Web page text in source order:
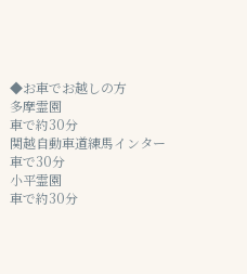
◆お車でお越しの方
多摩霊園
車で約30分
関越自動車道練馬インター
車で30分
小平霊園
車で約30分